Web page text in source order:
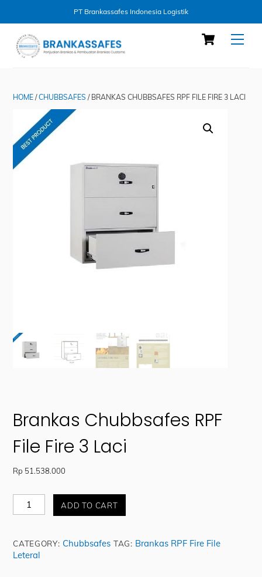
PT Brankassafes Indonesia Logistik
content
Cart
HOME /CHUBBSAFES / BRANKAS CHUBBSAFES RPF FILE FIRE 3 LACI
Brankas Chubbsafes RPF
File Fire 3 Laci
Rp 51.538.000
Brankas
Chubbsafes
Fire
3
ADD TO CART
CATEGORY: Chubbsafes TAG: Brankas RPF Fire File
Leteral